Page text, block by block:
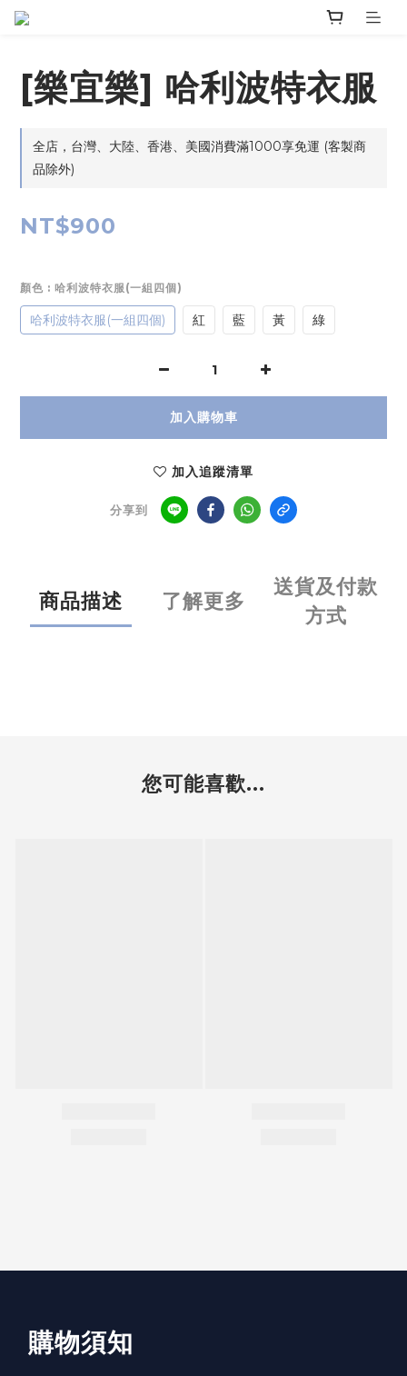
[樂宜樂] 哈利波特衣服
全店，台灣、大陸、香港、美國消費滿1000享免運 (客製商
品除外)
NT$900
顏色 : 哈利波特衣服(一組四個)
哈利波特衣服(一組四個) 紅 藍 黃 綠
加入購物車
加入追蹤清單
分享到
商品描述 了解更多
送貨及付款
方式
您可能喜歡...
購物須知